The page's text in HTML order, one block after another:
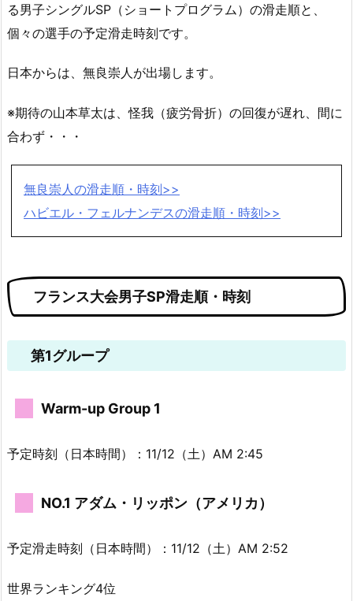
る男子シングルSP（ショートプログラム）の滑走順と、
個々の選手の予定滑走時刻です。
日本からは、無良崇人が出場します。
※期待の山本草太は、怪我（疲労骨折）の回復が遅れ、間に
合わず・・・
無良崇人の滑走順・時刻>>
ハビエル・フェルナンデスの滑走順・時刻>>
フランス大会男子SP滑走順・時刻
第1グループ
Warm-up Group 1
予定時刻（日本時間）：11/12（土）AM 2:45
NO.1 アダム・リッポン（アメリカ）
予定滑走時刻（日本時間）：11/12（土）AM 2:52
世界ランキング4位